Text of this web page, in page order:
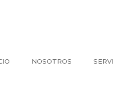
NOSOTROS